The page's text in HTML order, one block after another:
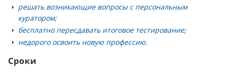
решать возникающие вопросы с персональным
куратором;
бесплатно пересдавать итоговое тестирование;
недорого освоить новую профессию.
Сроки